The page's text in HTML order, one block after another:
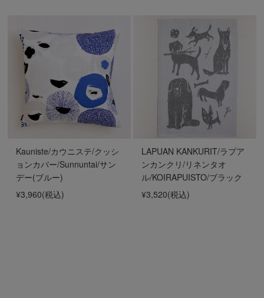
Kauniste/カウニステ/クッシ
ョンカバー/Sunnuntai/サン
デー(ブルー)
¥3,960(税込)
LAPUAN KANKURIT/ラプア
ンカンクリ/リネンタオ
ル/KOIRAPUISTO/ブラック
¥3,520(税込)